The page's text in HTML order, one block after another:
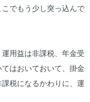
でもう少し突っ込んで
用益は非課税、年金受
はおいておいて、掛金
税になるかわりに、運